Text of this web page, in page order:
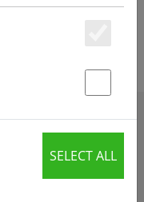
SELECT ALL